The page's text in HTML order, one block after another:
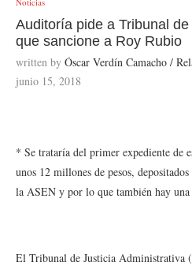
Auditoría pide a Tribunal
que sancione a Roy Rubio
written by Óscar Verdín Camacho /
junio 15, 2018
* Se trataría del primer expediente de
unos 12 millones de pesos,
la ASEN y por lo que también hay
El Tribunal de Justicia Administrativa